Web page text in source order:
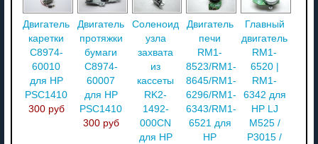
Двигатель
каретки
C8974-
60010
для HP
PSC1410
300 руб
Двигатель
протяжки
бумаги
C8974-
60007
для HP
PSC1410
300 руб
Соленоид
узла
захвата
из
кассеты
RK2-
1492-
000CN
для HP
Двигатель
печи
RM1-
8523/RM1-
8645/RM1-
6296/RM1-
6343/RM1-
6521 для
HP
Главный
двигатель
RM1-
6520 |
RM1-
6342 для
HP LJ
M525 /
P3015 /